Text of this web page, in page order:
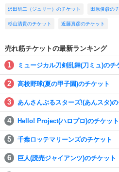
沢田研二（ジュリー）のチケット 田原俊彦の
杉山清貴のチケット 近藤真彦のチケット
売れ筋チケットの最新ランキング
ミュージカル刀剣乱舞(刀ミュ)のチ
高校野球(夏の甲子園)のチケット
あんさんぶるスターズ!(あんスタ)の
Hello! Project(ハロプロ)のチケット
千葉ロッテマリーンズのチケット
巨人(読売ジャイアンツ)のチケット